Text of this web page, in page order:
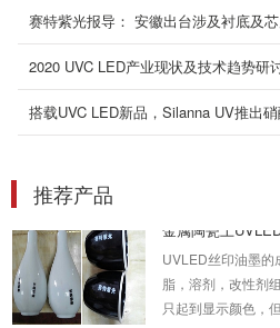
赛特紫光报导： 安徽出台涉及衬底及
2020 UVC LED产业现状及技术趋势研
搭载UVC LED新品，Silanna UV推出
推荐产品
220mm*40mm水
产品说明：水冷分
350*200*245mm
UVLED丝印油墨
脂，溶剂，改性剂
只起到显示颜色，